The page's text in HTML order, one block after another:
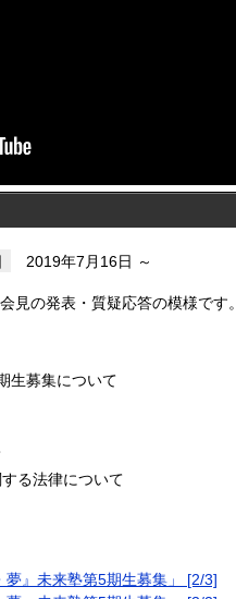
2019年7月16日
見の発表・質疑応答の模様です。
生募集について
る法律について
』未来塾第5期生募集」 [2/3]